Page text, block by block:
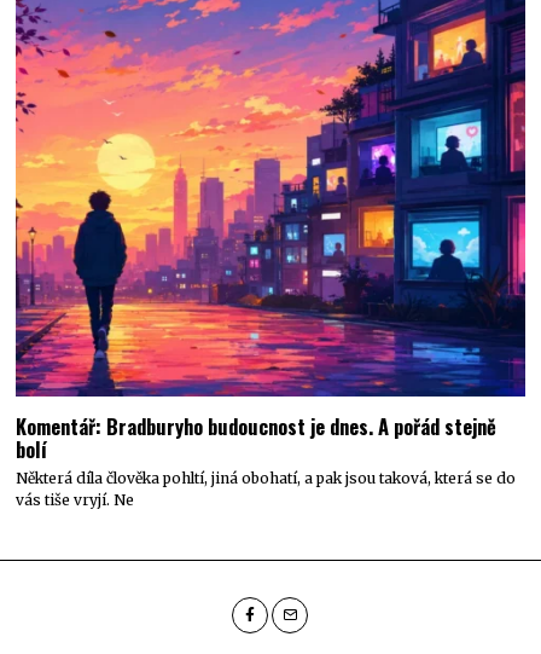
Komentář: Bradburyho budoucnost je dnes. A pořád stejně
bolí
Některá díla člověka pohltí, jiná obohatí, a pak jsou taková, která se do
vás tiše vryjí. Ne